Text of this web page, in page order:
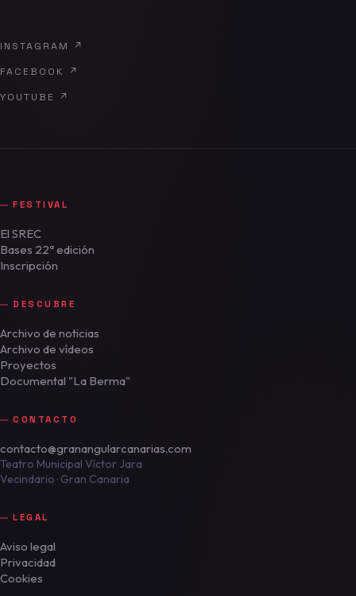
INSTAGRAM
↗
FACEBOOK
↗
YOUTUBE
↗
FESTIVAL
El SREC
Bases 22ª edición
Inscripción
DESCUBRE
Archivo de noticias
Archivo de vídeos
Proyectos
Documental "La Berma"
CONTACTO
contacto@granangularcanarias.com
Teatro Municipal Víctor Jara
Vecindario · Gran Canaria
LEGAL
Aviso legal
Privacidad
Cookies